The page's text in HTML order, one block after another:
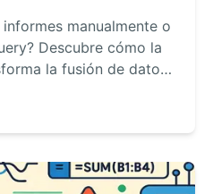
manualmente o
Descubre cómo la
la fusión de datos
tedioso.